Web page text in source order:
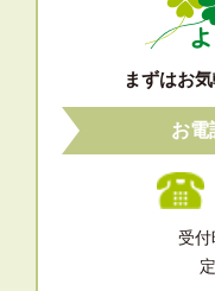
まずはお
お電
受